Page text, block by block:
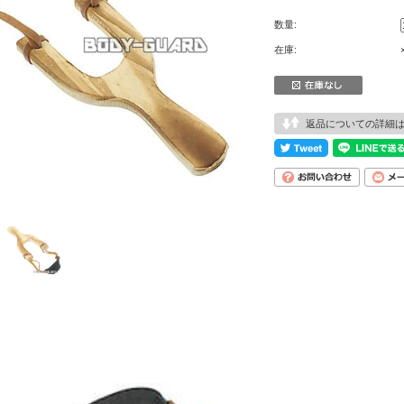
数量:
在庫:
返品についての詳細